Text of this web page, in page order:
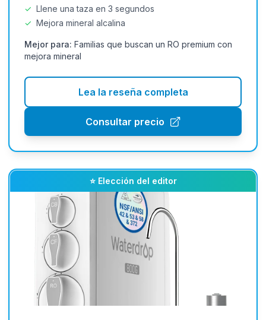
✓ Llene una taza en 3 segundos
✓ Mejora mineral alcalina
Mejor para: Familias que buscan un RO premium con
mejora mineral
Lea la reseña completa
Consultar precio
⭐ Elección del editor